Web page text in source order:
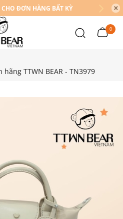
ĐƠN HÀNG BẤT KỲ
0
TTWN BEAR - TN3979